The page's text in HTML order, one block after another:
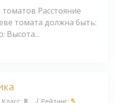
Расстояние
томата должна быть:
Высота...